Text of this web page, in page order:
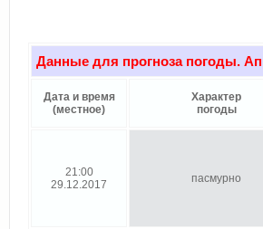
Данные для прогноза погоды.
Дата и время
(местное)
Характер
погоды
21:00
29.12.2017
пасмурно